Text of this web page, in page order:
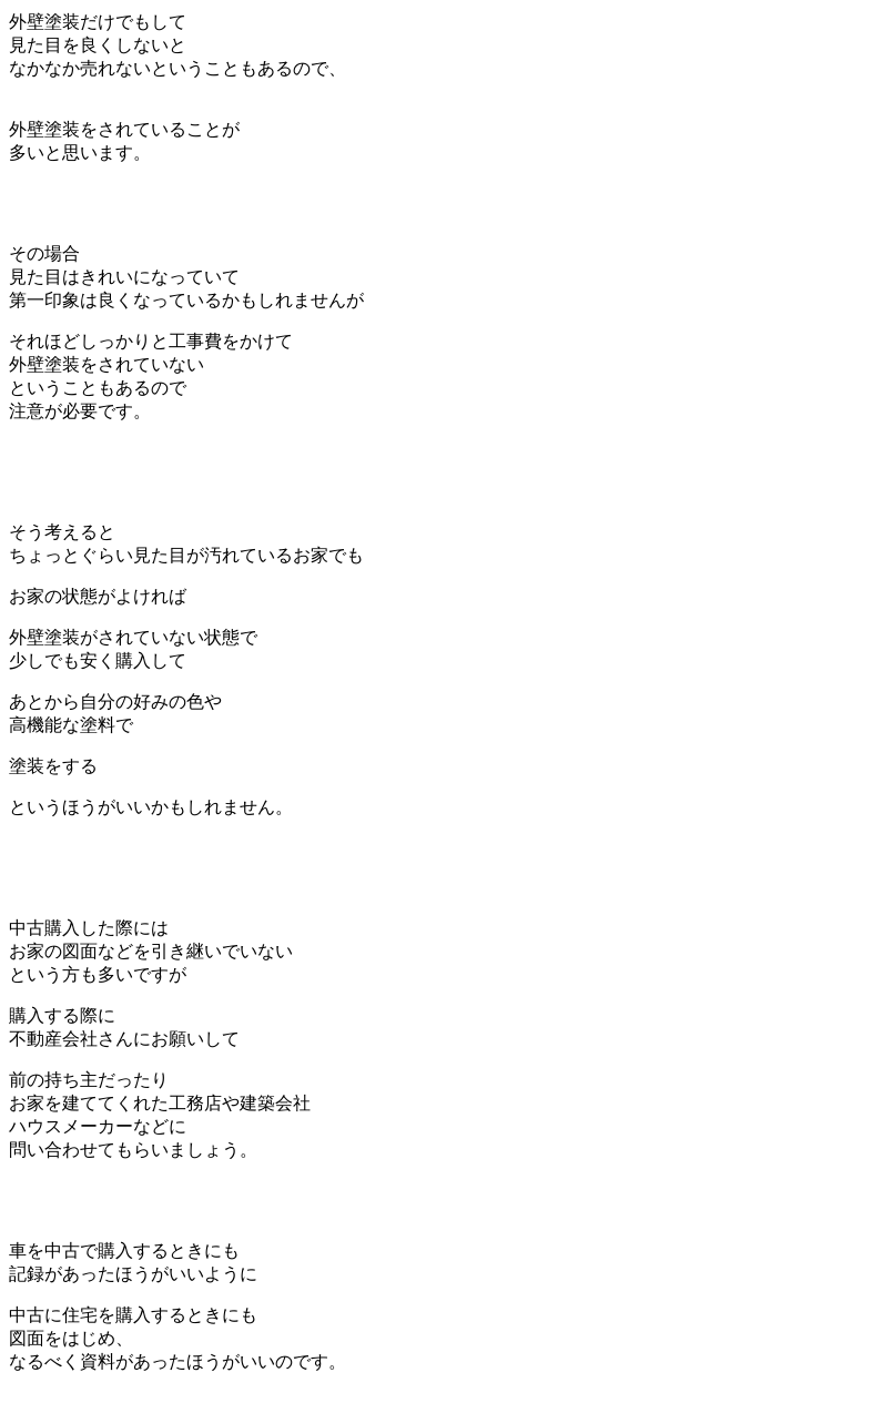
外壁塗装だけでもして
見た目を良くしないと
なかなか売れないということもあるので、
外壁塗装をされていることが
多いと思います。
その場合
見た目はきれいになっていて
第一印象は良くなっているかもしれませんが
それほどしっかりと工事費をかけて
外壁塗装をされていない
ということもあるので
注意が必要です。
そう考えると
ちょっとぐらい見た目が汚れているお家でも
お家の状態がよければ
外壁塗装がされていない状態で
少しでも安く購入して
あとから自分の好みの色や
高機能な塗料で
塗装をする
というほうがいいかもしれません。
中古購入した際には
お家の図面などを引き継いでいない
という方も多いですが
購入する際に
不動産会社さんにお願いして
前の持ち主だったり
お家を建ててくれた工務店や建築会社
ハウスメーカーなどに
問い合わせてもらいましょう。
車を中古で購入するときにも
記録があったほうがいいように
中古に住宅を購入するときにも
図面をはじめ、
なるべく資料があったほうがいいのです。